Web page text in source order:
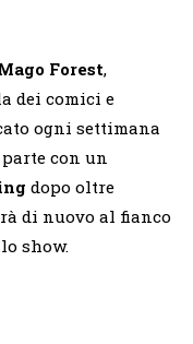
Forest,
dei comici e
ogni settimana
con un
dopo oltre
di nuovo al fianco
show.